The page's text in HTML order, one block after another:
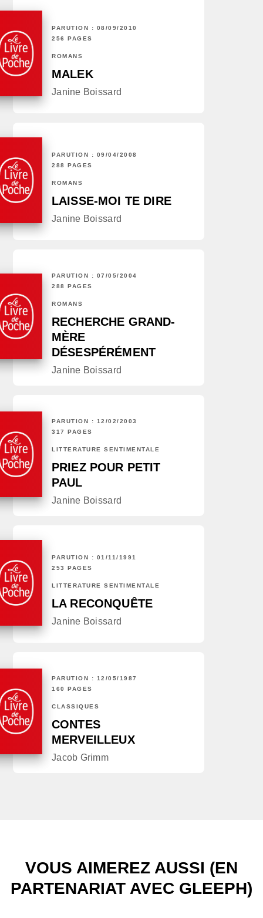
PARUTION : 08/09/2010
256 PAGES
ROMANS
MALEK
Janine Boissard
PARUTION : 09/04/2008
288 PAGES
ROMANS
LAISSE-MOI TE DIRE
Janine Boissard
PARUTION : 07/05/2004
288 PAGES
ROMANS
RECHERCHE GRAND-
MÈRE
DÉSESPÉRÉMENT
Janine Boissard
PARUTION : 12/02/2003
317 PAGES
LITTÉRATURE SENTIMENTALE
PRIEZ POUR PETIT
PAUL
Janine Boissard
PARUTION : 01/11/1991
253 PAGES
LITTÉRATURE SENTIMENTALE
LA RECONQUÊTE
Janine Boissard
PARUTION : 12/05/1987
160 PAGES
CLASSIQUES
CONTES
MERVEILLEUX
Jacob Grimm
VOUS AIMEREZ AUSSI (EN
PARTENARIAT AVEC GLEEPH)